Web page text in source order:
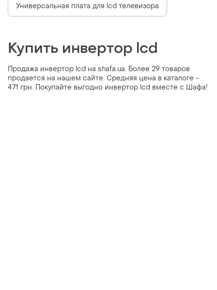
Универсальная плата для lcd телевизора
Купить инвертор lcd
Продажа инвертор lcd на shafa.ua. Более 29 товаров
продается на нашем сайте. Средняя цена в каталоге -
471 грн. Покупайте выгодно инвертор lcd вместе с Шафа!